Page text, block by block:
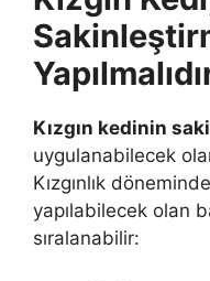
Kızgın kedinin
uygulanabilecek
Kızgınlık
yapılabilecek olan
sıralanabilir: